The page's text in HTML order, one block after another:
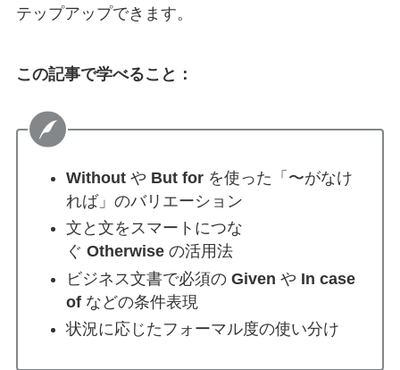
テップアップできます。
この記事で学べること：
Withoutや But forを使った「〜がなけ
れば」のバリエーション
文と文をスマートにつな
ぐ Otherwiseの活用法
ビジネス文書で必須の Given や In case
of などの条件表現
状況に応じたフォーマル度の使い分け